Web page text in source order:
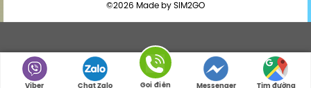
©2026 Made by SIM2GO
Viber Chat Zalo Gọi điện Messenger Tìm đường